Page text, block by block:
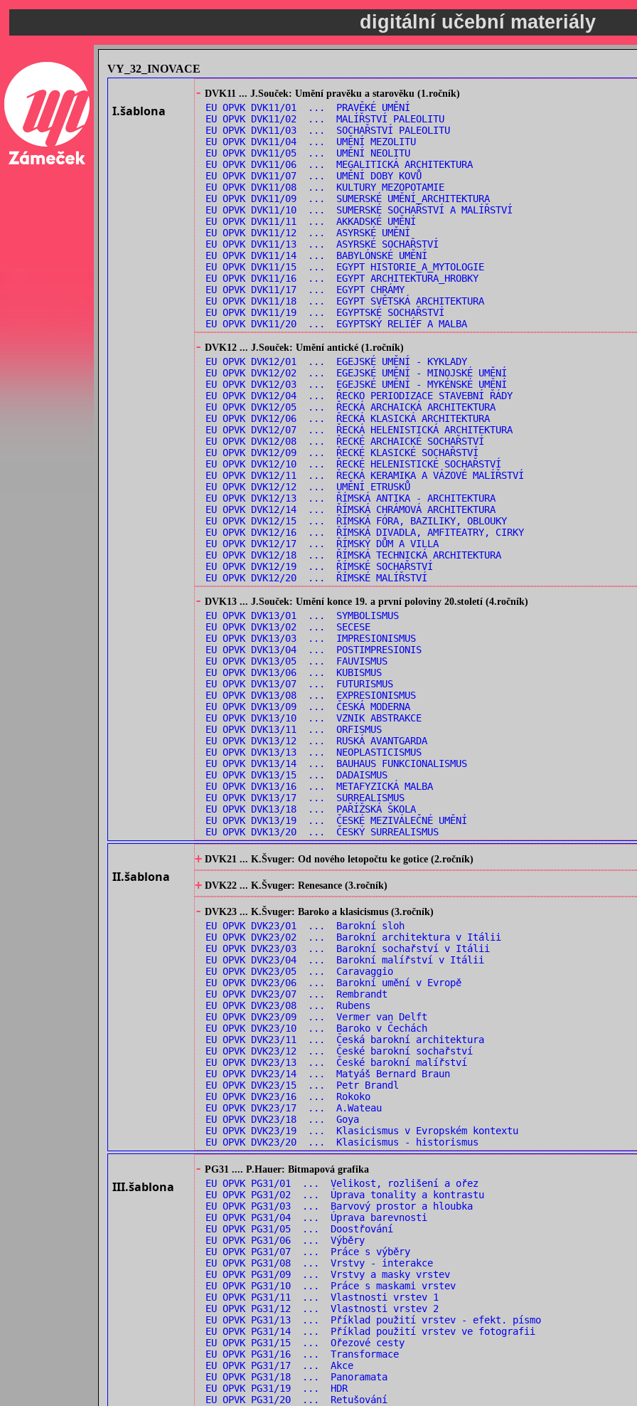
digitální učební materiály
VY_32_INOVACE
I.šablona
- DVK11 ... J.Souček: Umění pravěku a starověku (1.ročník)
EU OPVK DVK11/01 ... PRAVĚKÉ UMĚNÍ
EU OPVK DVK11/02 ... MALÍŘSTVÍ PALEOLITU
EU OPVK DVK11/03 ... SOCHAŘSTVÍ PALEOLITU
EU OPVK DVK11/04 ... UMĚNÍ MEZOLITU
EU OPVK DVK11/05 ... UMĚNÍ NEOLITU
EU OPVK DVK11/06 ... MEGALITICKÁ ARCHITEKTURA
EU OPVK DVK11/07 ... UMĚNÍ DOBY KOVŮ
EU OPVK DVK11/08 ... KULTURY MEZOPOTAMIE
EU OPVK DVK11/09 ... SUMERSKÉ UMĚNÍ_ARCHITEKTURA
EU OPVK DVK11/10 ... SUMERSKÉ SOCHAŘSTVÍ A MALÍŘSTVÍ
EU OPVK DVK11/11 ... AKKADSKÉ UMĚNÍ
EU OPVK DVK11/12 ... ASYRSKÉ UMĚNÍ
EU OPVK DVK11/13 ... ASYRSKÉ SOCHAŘSTVÍ
EU OPVK DVK11/14 ... BABYLÓNSKÉ UMĚNÍ
EU OPVK DVK11/15 ... EGYPT HISTORIE_A_MYTOLOGIE
EU OPVK DVK11/16 ... EGYPT ARCHITEKTURA_HROBKY
EU OPVK DVK11/17 ... EGYPT CHRÁMY
EU OPVK DVK11/18 ... EGYPT SVĚTSKÁ ARCHITEKTURA
EU OPVK DVK11/19 ... EGYPTSKÉ SOCHAŘSTVÍ
EU OPVK DVK11/20 ... EGYPTSKÝ RELIÉF A MALBA
- DVK12 ... J.Souček: Umění antické (1.ročník)
EU OPVK DVK12/01 ... EGEJSKÉ UMĚNÍ - KYKLADY
EU OPVK DVK12/02 ... EGEJSKÉ UMĚNÍ - MINOJSKÉ UMĚNÍ
EU OPVK DVK12/03 ... EGEJSKÉ UMĚNÍ - MYKÉNSKÉ UMĚNÍ
EU OPVK DVK12/04 ... ŘECKO PERIODIZACE STAVEBNÍ ŘÁDY
EU OPVK DVK12/05 ... ŘECKÁ ARCHAICKÁ ARCHITEKTURA
EU OPVK DVK12/06 ... ŘECKÁ KLASICKÁ ARCHITEKTURA
EU OPVK DVK12/07 ... ŘECKÁ HELENISTICKÁ ARCHITEKTURA
EU OPVK DVK12/08 ... ŘECKÉ ARCHAICKÉ SOCHAŘSTVÍ
EU OPVK DVK12/09 ... ŘECKÉ KLASICKÉ SOCHAŘSTVÍ
EU OPVK DVK12/10 ... ŘECKÉ HELENISTICKÉ SOCHAŘSTVÍ
EU OPVK DVK12/11 ... ŘECKÁ KERAMIKA A VÁZOVÉ MALÍŘSTVÍ
EU OPVK DVK12/12 ... UMĚNÍ ETRUSKŮ
EU OPVK DVK12/13 ... ŘÍMSKÁ ANTIKA - ARCHITEKTURA
EU OPVK DVK12/14 ... ŘÍMSKÁ CHRÁMOVÁ ARCHITEKTURA
EU OPVK DVK12/15 ... ŘÍMSKÁ FÓRA, BAZILIKY, OBLOUKY
EU OPVK DVK12/16 ... ŘÍMSKÁ DIVADLA, AMFITEATRY, CIRKY
EU OPVK DVK12/17 ... ŘÍMSKÝ DŮM A VILLA
EU OPVK DVK12/18 ... ŘÍMSKÁ TECHNICKÁ ARCHITEKTURA
EU OPVK DVK12/19 ... ŘÍMSKÉ SOCHAŘSTVÍ
EU OPVK DVK12/20 ... ŘÍMSKÉ MALÍŘSTVÍ
- DVK13 ... J.Souček: Umění konce 19. a první poloviny 20.století (4.ročník)
EU OPVK DVK13/01 ... SYMBOLISMUS
EU OPVK DVK13/02 ... SECESE
EU OPVK DVK13/03 ... IMPRESIONISMUS
EU OPVK DVK13/04 ... POSTIMPRESIONIS
EU OPVK DVK13/05 ... FAUVISMUS
EU OPVK DVK13/06 ... KUBISMUS
EU OPVK DVK13/07 ... FUTURISMUS
EU OPVK DVK13/08 ... EXPRESIONISMUS
EU OPVK DVK13/09 ... ČESKÁ MODERNA
EU OPVK DVK13/10 ... VZNIK ABSTRAKCE
EU OPVK DVK13/11 ... ORFISMUS
EU OPVK DVK13/12 ... RUSKÁ AVANTGARDA
EU OPVK DVK13/13 ... NEOPLASTICISMUS
EU OPVK DVK13/14 ... BAUHAUS FUNKCIONALISMUS
EU OPVK DVK13/15 ... DADAISMUS
EU OPVK DVK13/16 ... METAFYZICKÁ MALBA
EU OPVK DVK13/17 ... SURREALISMUS
EU OPVK DVK13/18 ... PAŘÍŽSKÁ ŠKOLA
EU OPVK DVK13/19 ... ČESKÉ MEZIVÁLEČNÉ UMĚNÍ
EU OPVK DVK13/20 ... ČESKÝ SURREALISMUS
II.šablona
+ DVK21 ... K.Švuger: Od nového letopočtu ke gotice (2.ročník)
+ DVK22 ... K.Švuger: Renesance (3.ročník)
- DVK23 ... K.Švuger: Baroko a klasicismus (3.ročník)
EU OPVK DVK23/01 ... Barokní sloh
EU OPVK DVK23/02 ... Barokní architektura v Itálii
EU OPVK DVK23/03 ... Barokní sochařství v Itálii
EU OPVK DVK23/04 ... Barokní malířství v Itálii
EU OPVK DVK23/05 ... Caravaggio
EU OPVK DVK23/06 ... Barokní umění v Evropě
EU OPVK DVK23/07 ... Rembrandt
EU OPVK DVK23/08 ... Rubens
EU OPVK DVK23/09 ... Vermer van Delft
EU OPVK DVK23/10 ... Baroko v Čechách
EU OPVK DVK23/11 ... Česká barokní architektura
EU OPVK DVK23/12 ... České barokní sochařství
EU OPVK DVK23/13 ... České barokní malířství
EU OPVK DVK23/14 ... Matyáš Bernard Braun
EU OPVK DVK23/15 ... Petr Brandl
EU OPVK DVK23/16 ... Rokoko
EU OPVK DVK23/17 ... A.Wateau
EU OPVK DVK23/18 ... Goya
EU OPVK DVK23/19 ... Klasicismus v Evropském kontextu
EU OPVK DVK23/20 ... Klasicismus - historismus
III.šablona
- PG31 .... P.Hauer: Bitmapová grafika
EU OPVK PG31/01 ... Velikost, rozlišení a ořez
EU OPVK PG31/02 ... Úprava tonality a kontrastu
EU OPVK PG31/03 ... Barvový prostor a hloubka
EU OPVK PG31/04 ... Úprava barevnosti
EU OPVK PG31/05 ... Doostřování
EU OPVK PG31/06 ... Výběry
EU OPVK PG31/07 ... Práce s výběry
EU OPVK PG31/08 ... Vrstvy - interakce
EU OPVK PG31/09 ... Vrstvy a masky vrstev
EU OPVK PG31/10 ... Práce s maskami vrstev
EU OPVK PG31/11 ... Vlastnosti vrstev 1
EU OPVK PG31/12 ... Vlastnosti vrstev 2
EU OPVK PG31/13 ... Příklad použití vrstev - efekt. písmo
EU OPVK PG31/14 ... Příklad použití vrstev ve fotografii
EU OPVK PG31/15 ... Ořezové cesty
EU OPVK PG31/16 ... Transformace
EU OPVK PG31/17 ... Akce
EU OPVK PG31/18 ... Panoramata
EU OPVK PG31/19 ... HDR
EU OPVK PG31/20 ... Retušování